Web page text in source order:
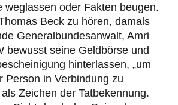
weglassen oder Fakten beugen.
Beck zu hören, damals
Generalbundesanwalt, Amri
bewusst seine Geldbörse und
hinterlassen, „um
Person in Verbindung zu
Zeichen der Tatbekennung.